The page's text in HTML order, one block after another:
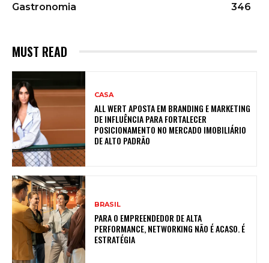
Gastronomia
346
MUST READ
CASA
ALL WERT APOSTA EM BRANDING E MARKETING
DE INFLUÊNCIA PARA FORTALECER
POSICIONAMENTO NO MERCADO IMOBILIÁRIO
DE ALTO PADRÃO
BRASIL
PARA O EMPREENDEDOR DE ALTA
PERFORMANCE, NETWORKING NÃO É ACASO. É
ESTRATÉGIA